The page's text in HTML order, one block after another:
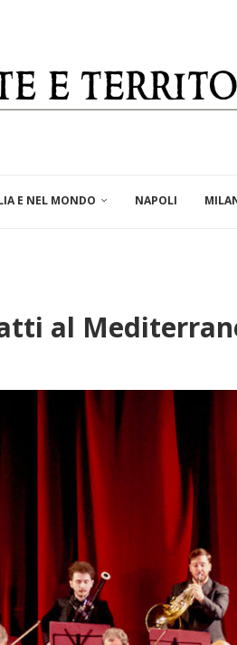
E NEL MONDO NAPOLI
al